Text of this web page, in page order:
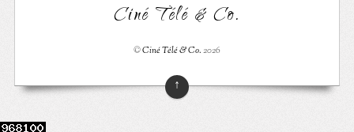
Ciné Télé & Co.
©Ciné Télé & Co.2026
↑